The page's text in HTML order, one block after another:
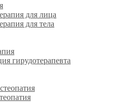
для лица
для тела
гирудотерапевта